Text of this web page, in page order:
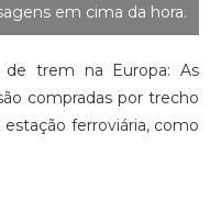
em cima da hora.
de trem na Europa: As
compradas por trecho
ferroviária, como